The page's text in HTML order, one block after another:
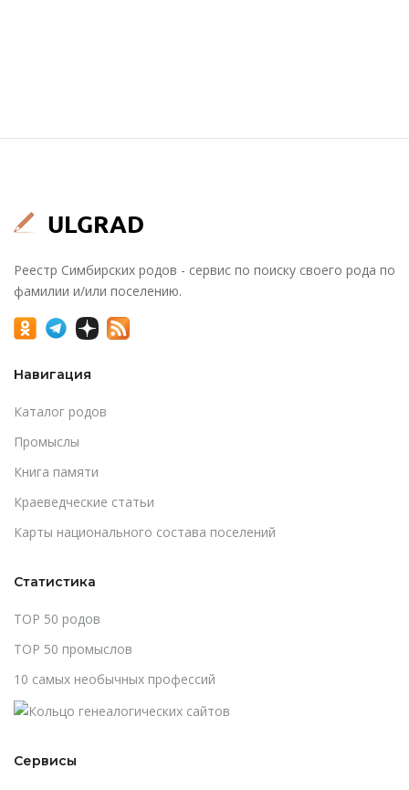
Реестр Симбирских родов - сервис по поиску своего рода по
фамилии и/или поселению.
Навигация
Каталог родов
Промыслы
Книга памяти
Краеведческие статьи
Карты национального состава поселений
Статистика
TOP 50 родов
TOP 50 промыслов
10 самых необычных профессий
Сервисы